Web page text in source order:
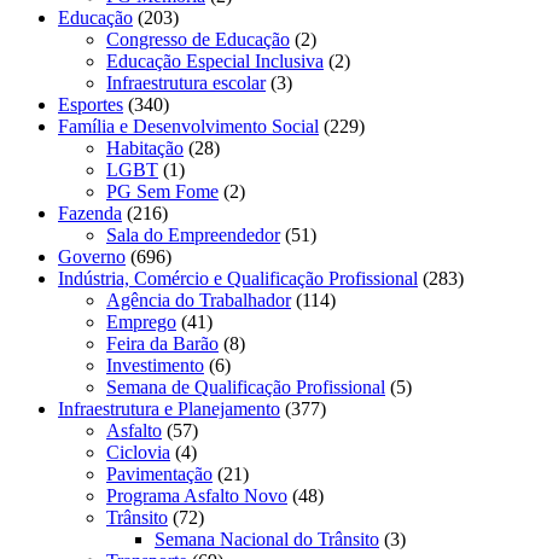
Educação (203)
Congresso de Educação (2)
Educação Especial Inclusiva (2)
Infraestrutura escolar(3)
Esportes (340)
Família e Desenvolvimento Social (229)
Habitação (28)
LGBT (1)
PG Sem Fome (2)
Fazenda (216)
Sala do Empreendedor(51)
Governo (696)
Indústria, Comércio e Qualificação Profissional (283)
Agência do Trabalhador(114)
Emprego (41)
Feira da Barão (8)
Investimento (6)
Semana de Qualificação Profissional (5)
Infraestrutura e Planejamento (377)
Asfalto (57)
Ciclovia (4)
Pavimentação (21)
Programa Asfalto Novo (48)
Trânsito (72)
Semana Nacional do Trânsito (3)